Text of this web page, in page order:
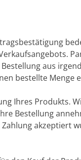
aus
bestellte Menge
Ihres Produkts.
Bestellung
akzeptiert